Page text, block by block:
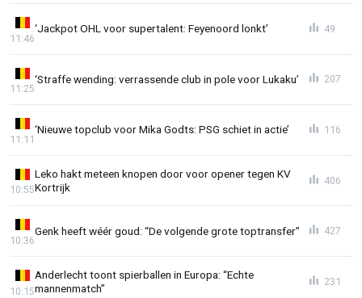
‘Jackpot OHL voor supertalent: Feyenoord lonkt’
11:46
49
‘Straffe wending: verrassende club in pole voor Lukaku’
11:25
207
‘Nieuwe topclub voor Mika Godts: PSG schiet in actie’
11:11
116
Leko hakt meteen knopen door voor opener tegen KV
Kortrijk
10:55
406
Genk heeft wéér goud: “De volgende grote toptransfer”
10:36
427
Anderlecht toont spierballen in Europa: “Echte
mannenmatch”
10:15
231